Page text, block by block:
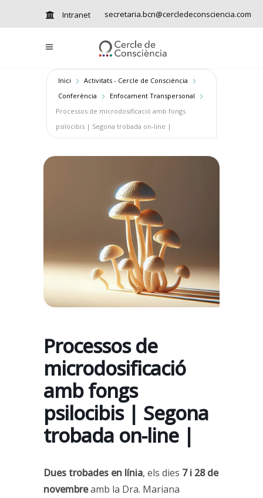
Intranet secretaria.bcn@cercledeconsciencia.com
Inici
Activitats - Cercle de Consciència
Conferència
Enfocament Transpersonal
Processos de microdosificació amb fongs
psilocibis | Segona trobada on-line |
Processos de
microdosificació
amb fongs
psilocibis | Segona
trobada on-line |
Dues trobades en línia, els dies 7 i 28 de
novembreamb la Dra. Mariana